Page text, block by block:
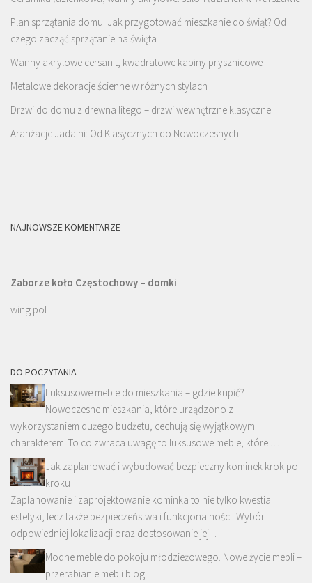
Plan sprzątania domu. Jak przygotować mieszkanie do świąt? Od
czego zacząć sprzątanie na święta
Wanny akrylowe cersanit, kwadratowe kabiny prysznicowe
Metalowe dekoracje ścienne w różnych stylach
Drzwi do domu z drewna litego – drzwi wewnętrzne klasyczne
Aranżacje Jadalni: Od Klasycznych do Nowoczesnych
NAJNOWSZE KOMENTARZE
Zaborze koło Częstochowy – domki
wing pol
DO POCZYTANIA
Luksusowe meble do mieszkania – gdzie kupić?
Nowoczesne mieszkania, które urządzono z
wykorzystaniem dużego budżetu, cechują się wyjątkowym
charakterem. To co zwraca uwagę to luksusowe meble, które …
Jak zaplanować i wybudować bezpieczny kominek krok po
kroku
Zaplanowanie i zaprojektowanie kominka to nie tylko kwestia
estetyki, lecz także bezpieczeństwa i funkcjonalności. Wybór
odpowiedniej lokalizacji oraz dostosowanie jej …
Modne meble do pokoju młodzieżowego. Nowe życie mebli –
przerabianie mebli blog